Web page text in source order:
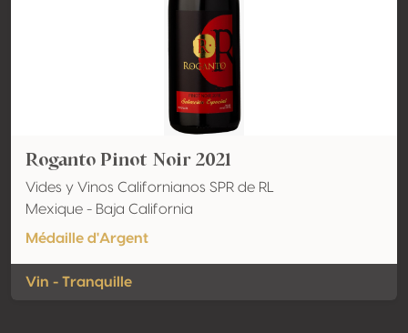
Roganto Pinot Noir 2021
Vides y Vinos Californianos SPR de RL
Mexique - Baja California
Médaille d'Argent
Vin - Tranquille